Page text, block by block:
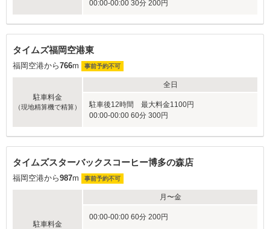
00:00-00:00 30分 200円
タイムズ福岡空港東
福岡空港から766m 事前予約不可
駐車料金
（現地精算機で精算）
全日
駐車後12時間 最大料金1100円
00:00-00:00 60分 300円
タイムズスターバックスコーヒー博多の森店
福岡空港から987m 事前予約不可
駐車料金
月〜金
00:00-00:00 60分 200円